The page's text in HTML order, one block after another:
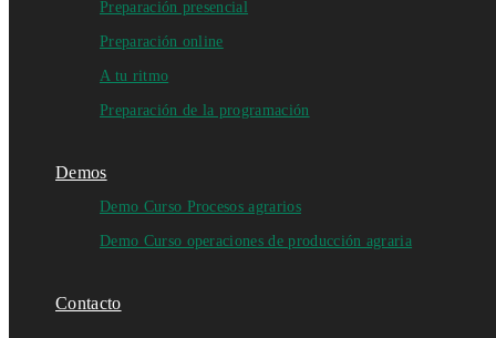
Preparación presencial
Preparación online
A tu ritmo
Preparación de la programación
Demos
Demo Curso Procesos agrarios
Demo Curso operaciones de producción agraria
Contacto